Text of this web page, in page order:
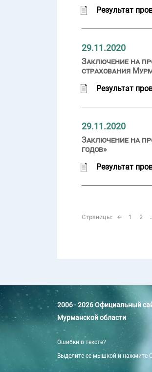
Результат
29.11.2020
Заключение на
страхования
Результат
29.11.2020
Заключение на
годов»
Результат
Страницы: ← 1 2
2006 - 2026 Официальный
Мурманской области
Ошибки в тексте?
Выделите ее мышкой и нажмите